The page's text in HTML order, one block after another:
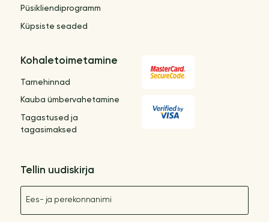
Püsikliendiprogramm
Küpsiste seaded
Kohaletoimetamine
Tarnehinnad
Kauba ümbervahetamine
Tagastused ja
tagasimaksed
Tellin uudiskirja